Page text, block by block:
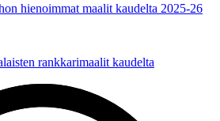
hienoimmat maalit kaudelta 2025-26